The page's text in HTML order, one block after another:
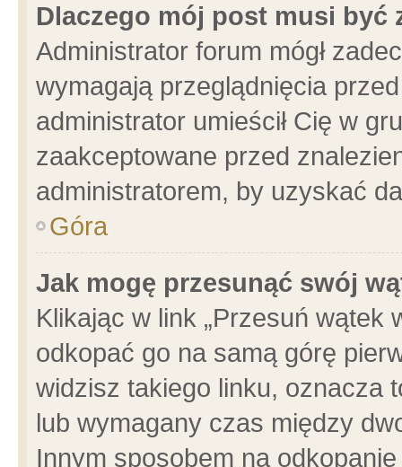
Dlaczego mój post musi być
Administrator forum mógł
wymagają przeglądnięcia
administrator umieścił Cię w
zaakceptowane przed
administratorem, by uzyskać
Góra
Jak mogę przesunąć swój
Klikając w link „Przesuń wątek
odkopać go na samą górę
widzisz takiego linku, oznacza
lub wymagany czas między
Innym sposobem na